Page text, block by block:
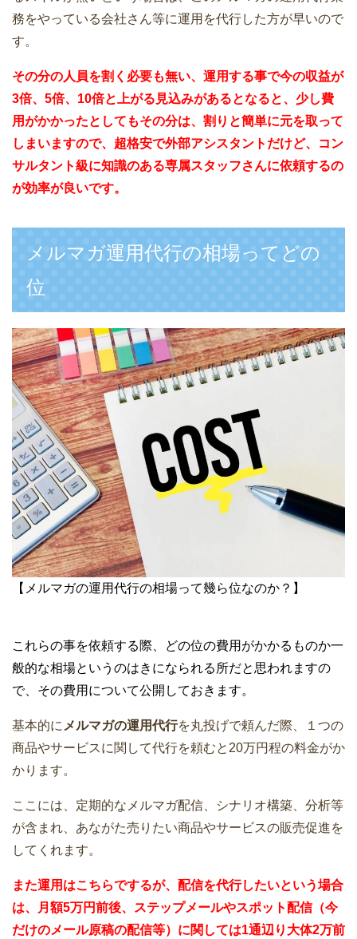
務をやっている会社さん等に運用を代行した方が早いので
す。
その分の人員を割く必要も無い、運用する事で今の収益が
3倍、5倍、10倍と上がる見込みがあるとなると、少し費
用がかかったとしてもその分は、割りと簡単に元を取って
しまいますので、超格安で外部アシスタントだけど、コン
サルタント級に知識のある専属スタッフさんに依頼するの
が効率が良いです。
メルマガ運用代行の相場ってどの
位
【メルマガの運用代行の相場って幾ら位なのか？】
これらの事を依頼する際、どの位の費用がかかるものか一
般的な相場というのはきになられる所だと思われますの
で、その費用について公開しておきます。
基本的に メルマガの運用代行を丸投げで頼んだ際、１つの
商品やサービスに関して代行を頼むと20万円程の料金がか
かります。
ここには、定期的なメルマガ配信、シナリオ構築、分析等
が含まれ、あながた売りたい商品やサービスの販売促進を
してくれます。
また運用はこちらでするが、配信を代行したいという場合
は、月額5万円前後、ステップメールやスポット配信（今
だけのメール原稿の配信等）に関しては1通辺り大体2万前